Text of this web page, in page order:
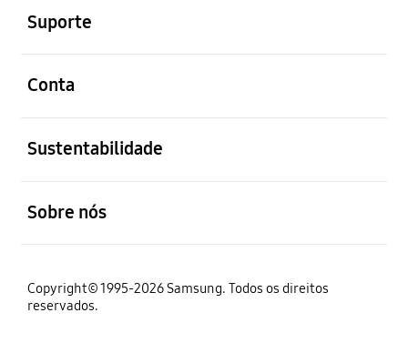
Suporte
Conta
Sustentabilidade
Sobre nós
Copyright© 1995-2026 Samsung. Todos os direitos
reservados.